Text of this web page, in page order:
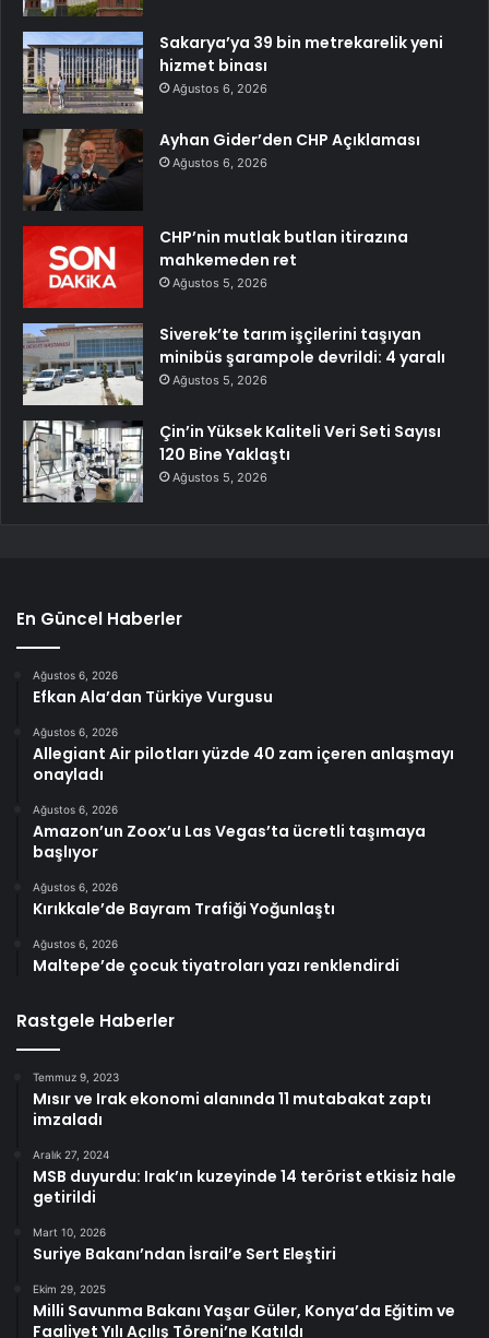
Sakarya’ya 39 bin metrekarelik yeni
hizmet binası
Ağustos 6, 2026
Ayhan Gider’den CHP Açıklaması
Ağustos 6, 2026
CHP’nin mutlak butlan itirazına
mahkemeden ret
Ağustos 5, 2026
Siverek’te tarım işçilerini taşıyan
minibüs şarampole devrildi: 4 yaralı
Ağustos 5, 2026
Çin’in Yüksek Kaliteli Veri Seti Sayısı
120 Bine Yaklaştı
Ağustos 5, 2026
En Güncel Haberler
Ağustos 6, 2026
Efkan Ala’dan Türkiye Vurgusu
Ağustos 6, 2026
Allegiant Air pilotları yüzde 40 zam içeren anlaşmayı
onayladı
Ağustos 6, 2026
Amazon’un Zoox’u Las Vegas’ta ücretli taşımaya
başlıyor
Ağustos 6, 2026
Kırıkkale’de Bayram Trafiği Yoğunlaştı
Ağustos 6, 2026
Maltepe’de çocuk tiyatroları yazı renklendirdi
Rastgele Haberler
Temmuz 9, 2023
Mısır ve Irak ekonomi alanında 11 mutabakat zaptı
imzaladı
Aralık 27, 2024
MSB duyurdu: Irak’ın kuzeyinde 14 terörist etkisiz hale
getirildi
Mart 10, 2026
Suriye Bakanı’ndan İsrail’e Sert Eleştiri
Ekim 29, 2025
Milli Savunma Bakanı Yaşar Güler, Konya’da Eğitim ve
Faaliyet Yılı Açılış Töreni’ne Katıldı